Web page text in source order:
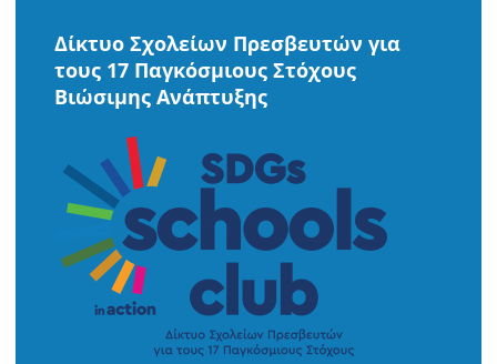
Δίκτυο Σχολείων Πρεσβευτών για
τους 17 Παγκόσμιους Στόχους
Βιώσιμης Ανάπτυξης